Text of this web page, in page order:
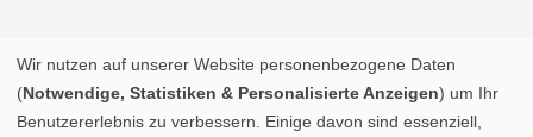
Wir nutzen auf unserer Website personenbezogene Daten
(Notwendige, Statistiken & Personalisierte Anzeigen) um Ihr
Benutzererlebnis zu verbessern. Einige davon sind essenziell,